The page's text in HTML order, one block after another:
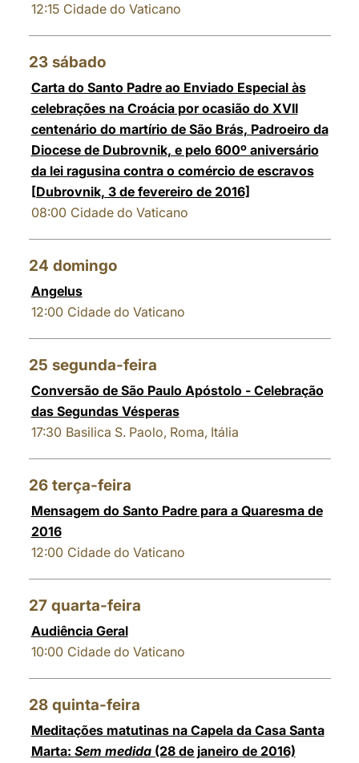
12:15 Cidade do Vaticano
23 sábado
Carta do Santo Padre ao Enviado Especial às
celebrações na Croácia por ocasião do XVII
centenário do martírio de São Brás, Padroeiro da
Diocese de Dubrovnik, e pelo 600º aniversário
da lei ragusina contra o comércio de escravos
[Dubrovnik, 3 de fevereiro de 2016]
08:00 Cidade do Vaticano
24 domingo
Angelus
12:00 Cidade do Vaticano
25 segunda-feira
Conversão de São Paulo Apóstolo - Celebração
das Segundas Vésperas
17:30 Basilica S. Paolo, Roma, Itália
26 terça-feira
Mensagem do Santo Padre para a Quaresma de
2016
12:00 Cidade do Vaticano
27 quarta-feira
Audiência Geral
10:00 Cidade do Vaticano
28 quinta-feira
Meditações matutinas na Capela da Casa Santa
Marta: Sem medida (28 de janeiro de 2016)